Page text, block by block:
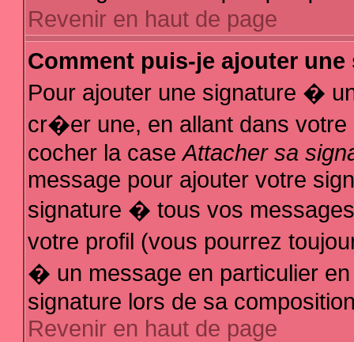
Revenir en haut de page
Comment puis-je ajouter
Pour ajouter une signature �
cr�er une, en allant dans
cocher la caseAttacher sa
message pour ajouter votre
signature � tous vos
votre profil (vous pourrez
� un message en particulier
signature lors de sa
Revenir en haut de page